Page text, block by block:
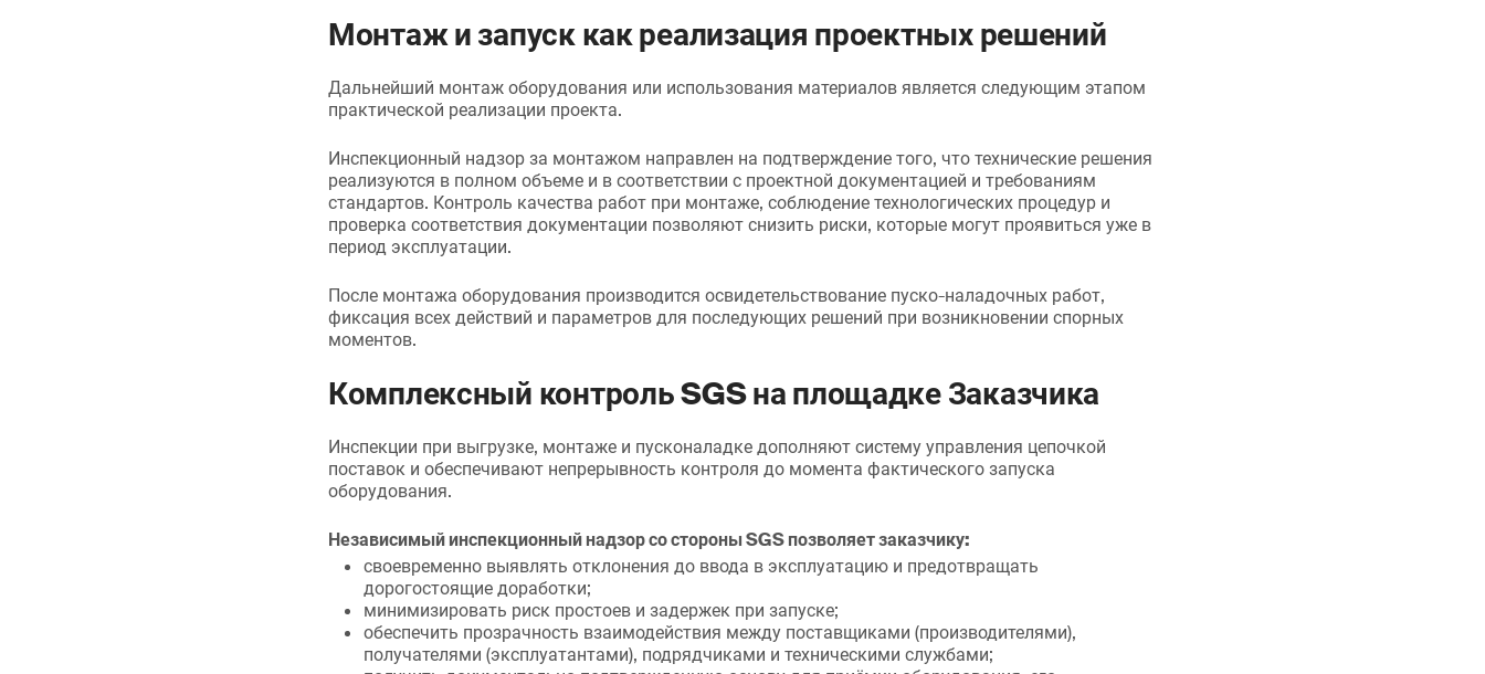
Монтаж и запуск как реализация проектных решений
Дальнейший монтаж оборудования или использования материалов является следующим этапом
практической реализации проекта.
Инспекционный надзор за монтажом направлен на подтверждение того, что технические решения
реализуются в полном объеме и в соответствии с проектной документацией и требованиям
стандартов. Контроль качества работ при монтаже, соблюдение технологических процедур и
проверка соответствия документации позволяют снизить риски, которые могут проявиться уже в
период эксплуатации.
После монтажа оборудования производится освидетельствование пуско-наладочных работ,
фиксация всех действий и параметров для последующих решений при возникновении спорных
моментов.
Комплексный контроль SGS на площадке Заказчика
Инспекции при выгрузке, монтаже и пусконаладке дополняют систему управления цепочкой
поставок и обеспечивают непрерывность контроля до момента фактического запуска
оборудования.
Независимый инспекционный надзор со стороны SGS позволяет заказчику:
своевременно выявлять отклонения до ввода в эксплуатацию и предотвращать
дорогостоящие доработки;
минимизировать риск простоев и задержек при запуске;
обеспечить прозрачность взаимодействия между поставщиками (производителями),
получателями (эксплуатантами), подрядчиками и техническими службами;